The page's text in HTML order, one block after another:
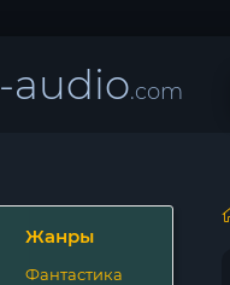
-audio.com
Жанры
Фантастика